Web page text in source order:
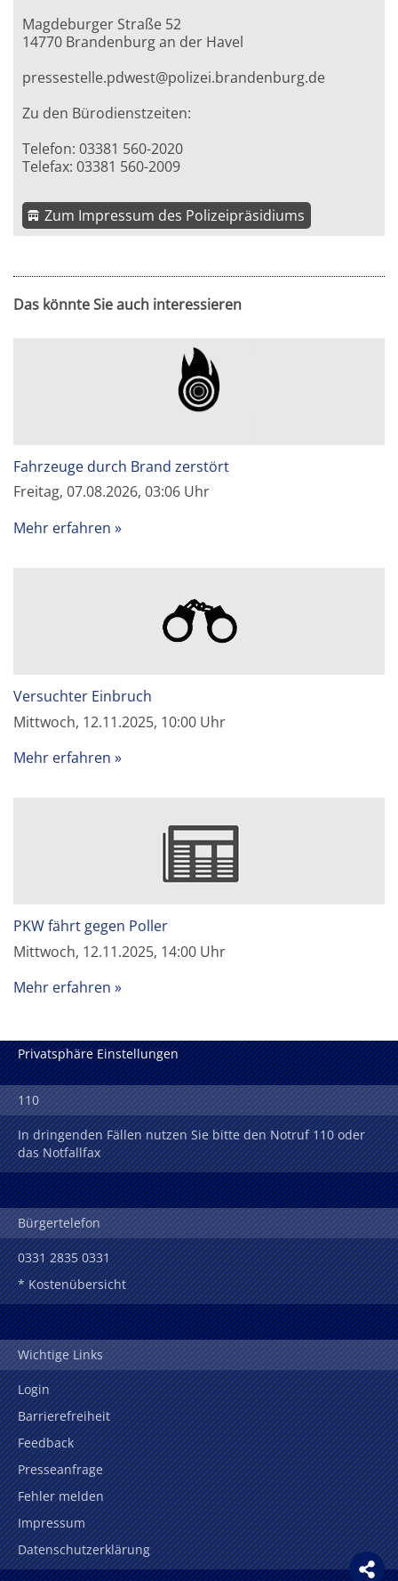
Magdeburger Straße 52
14770 Brandenburg an der Havel
pressestelle.pdwest@polizei.brandenburg.de
Zu den Bürodienstzeiten:
Telefon: 03381 560-2020
Telefax: 03381 560-2009
Zum Impressum des Polizeipräsidiums
Das könnte Sie auch interessieren
Fahrzeuge durch Brand zerstört
Freitag, 07.08.2026, 03:06 Uhr
Mehr erfahren
Versuchter Einbruch
Mittwoch, 12.11.2025, 10:00 Uhr
Mehr erfahren
PKW fährt gegen Poller
Mittwoch, 12.11.2025, 14:00 Uhr
Mehr erfahren
Privatsphäre Einstellungen
110
In dringenden Fällen nutzen Sie bitte den Notruf 110 oder
das Notfallfax
Bürgertelefon
0331 2835 0331
* Kostenübersicht
Wichtige Links
Login
Barrierefreiheit
Feedback
Presseanfrage
Fehler melden
Impressum
Datenschutzerklärung